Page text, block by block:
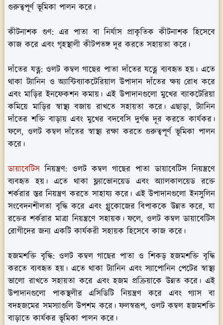
গুরুত্বপূর্ণ ভূমিকা পালন করে।
কীটনাশক গুণ: এর পাতা বা নির্যাস প্রাকৃতিক কীটনাশক হিসেবে
কাজ করে এবং গৃহস্থালী কীটপতঙ্গ দূর করতে সহায়তা করে।
দাঁতের যত্ন: ওলট কম্বল গাছের পাতা দাঁতের যত্নে ব্যবহৃত হয়। এতে
থাকা ট্যানিন ও অ্যান্টিব্যাকটেরিয়াল উপাদান দাঁতের ক্ষয় রোধ করে
এবং মাড়ির ইনফেকশন কমায়। এই উপাদানগুলো মুখের ব্যাকটেরিয়া
কমিয়ে মাড়ির স্বাস্থ্য বজায় রাখতে সহায়তা করে। এছাড়া, ট্যানিন
দাঁতের শক্তি বাড়ায় এবং মুখের বদবেসি দুর্গন্ধ দূর করতে কার্যকর।
ফলে, ওলট কম্বল দাঁতের স্বাস্থ্য রক্ষা করতে গুরুত্বপূর্ণ ভূমিকা পালন
করে।
ডায়াবেটিস নিয়ন্ত্রণ: ওলট কম্বল গাছের পাতা ডায়াবেটিস নিয়ন্ত্রণে
ব্যবহৃত হয়। এতে থাকা ফ্ল্যাভোনয়েড এবং অ্যালকালয়েড রক্তে
শর্করার স্তর নিয়ন্ত্রণ করতে সাহায্য করে। এই উপাদানগুলো ইনসুলিন
সংবেদনশীলতা বৃদ্ধি করে এবং গ্লুকোজের বিপাককে উন্নত করে, যা
রক্তের শর্করার মাত্রা নিয়ন্ত্রণে সহায়ক। ফলে, ওলট কম্বল ডায়াবেটিস
রোগীদের জন্য একটি কার্যকরী সহায়ক হিসেবে কাজ করে।
হজমশক্তি বৃদ্ধি: ওলট কম্বল গাছের পাতা ও শিকড় হজমশক্তি বৃদ্ধি
করতে ব্যবহৃত হয়। এতে থাকা ট্যানিন এবং স্যাপোনিন পেটের স্বাস্থ্য
ভালো রাখতে সহায়তা করে এবং হজম প্রক্রিয়াকে উন্নত করে। এই
উপাদানগুলো পাকস্থলীর এসিডিটি নিয়ন্ত্রণ করে এবং গ্যাস বা
বদহজমের সমস্যাগুলি উপশম করে। ফলস্বরূপ, ওলট কম্বল হজমশক্তি
বাড়াতে কার্যকর ভূমিকা পালন করে।